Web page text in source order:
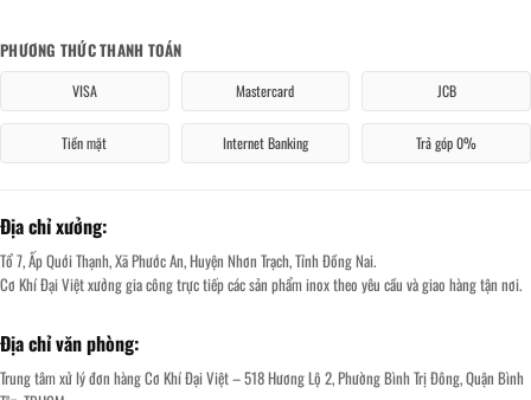
PHƯƠNG THỨC THANH TOÁN
VISA Mastercard JCB
Tiền mặt Internet Banking Trả góp 0%
Địa chỉ xưởng:
Tổ 7, Ấp Quới Thạnh, Xã Phước An, Huyện Nhơn Trạch, Tỉnh Đồng Nai.
Cơ Khí Đại Việt xưởng gia công trực tiếp các sản phẩm inox theo yêu cầu và giao hàng tận nơi.
Địa chỉ văn phòng:
Trung tâm xử lý đơn hàng Cơ Khí Đại Việt – 518 Hương Lộ 2, Phường Bình Trị Đông, Quận Bình